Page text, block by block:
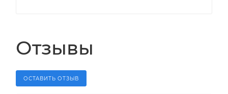
Отзывы
ОСТАВИТЬ ОТЗЫВ